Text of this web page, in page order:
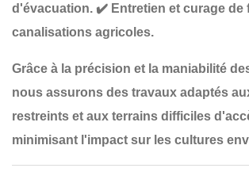
d'évacuation. ✔️ Entretien et curage de
canalisations agricoles.
Grâce à la précision et la maniabilité
nous assurons des travaux adaptés
restreints et aux terrains difficiles
minimisant l'impact sur les cultures